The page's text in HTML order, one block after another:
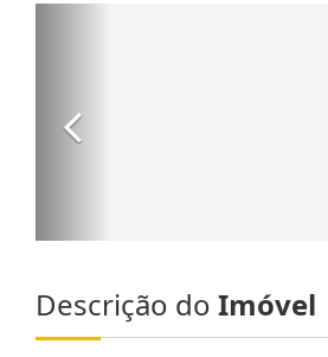
Descrição do Imóvel